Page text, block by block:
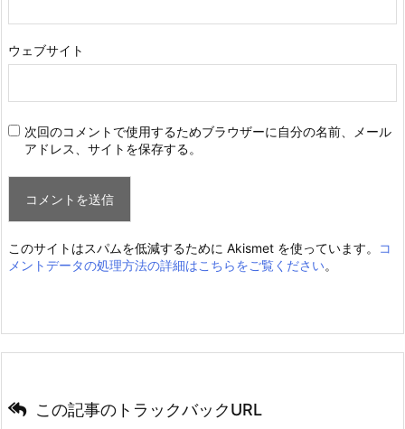
ウェブサイト
次回のコメントで使用するためブラウザーに自分の名前、メール
アドレス、サイトを保存する。
このサイトはスパムを低減するために Akismet を使っています。
コ
メントデータの処理方法の詳細はこちらをご覧ください。
この記事のトラックバックURL